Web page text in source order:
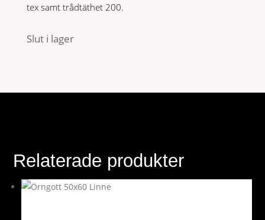
tex samt trådtäthet 200.
Slut i lager
Relaterade produkter